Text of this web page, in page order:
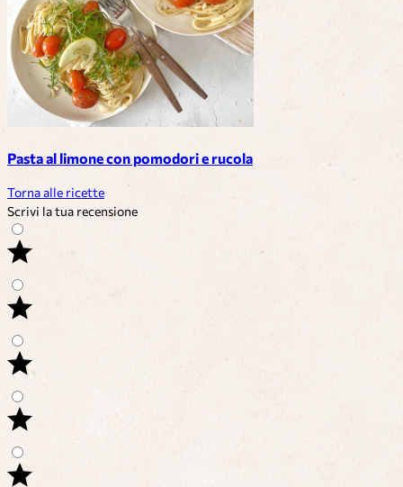
Pasta al limone con pomodori e rucola
Torna alle ricette
Scrivi la tua recensione